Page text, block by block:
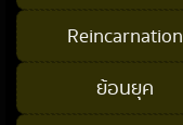
Reincarnation
ย้อนยุค